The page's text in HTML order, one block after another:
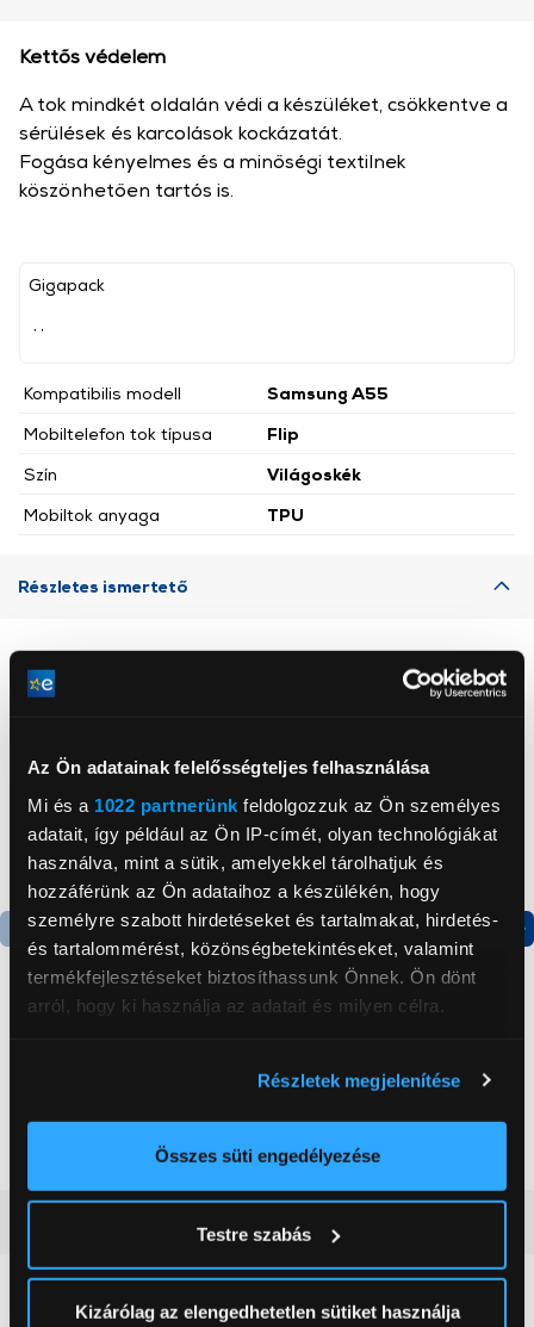
Az Ön adatainak felelősségteljes felhasználása
Mi és a 1022 partnerünk feldolgozzuk az Ön személyes
adatait, így például az Ön IP-címét, olyan technológiákat
használva, mint a sütik, amelyekkel tárolhatjuk és
hozzáférünk az Ön adataihoz a készülékén, hogy
személyre szabott hirdetéseket és tartalmakat, hirdetés-
és tartalommérést, közönségbetekintéseket, valamint
termékfejlesztéseket biztosíthassunk Önnek. Ön dönt
arról, hogy ki használja az adatait és milyen célra.
elhelyezkedéséről pár méteres pontossággal
Az Ön készülékén beazonosítása annak konkrét
módjairól és adja meg preferenciáit aRészletek
pontban. Bármikor módosíthatja vagy visszavonhatja a
Sütinyilatkozathoz való hozzájárulását.
Részletek megjelenítése
Összes süti engedélyezése
Testre szabás
Kizárólag az elengedhetetlen sütiket használja
Gigapack
Kompatibilis modell
Samsung A55
Mobiltelefon tok típusa
Flip
Szín
Világoskék
Mobiltok anyaga
TPU
Kettős védelem
A tok mindkét oldalán védi a készüléket, csökkentve a
sérülések és karcolások kockázatát.
Fogása kényelmes és a minőségi textilnek
köszönhetően tartós is.
Részletes ismertető
Termék adatlap
199 999 Ft
Termék adatlap
kombinált hűtőszekrény
179 999 Ft
0